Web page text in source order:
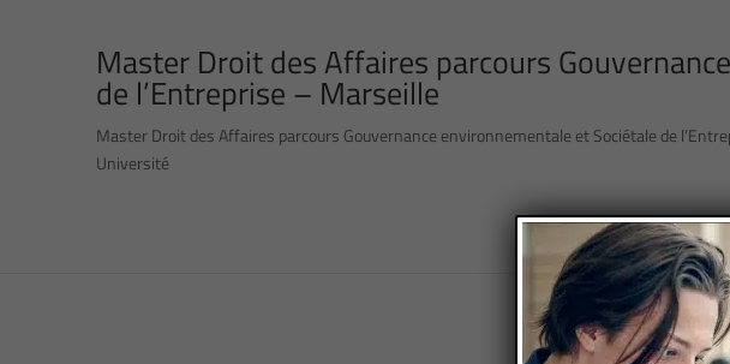
Master Droit des Affaires parcours
de l’Entreprise – Marseille
Master Droit des Affaires parcours Gouvernance environnementale et Sociétale de
Université
Page 4 of 15 « First